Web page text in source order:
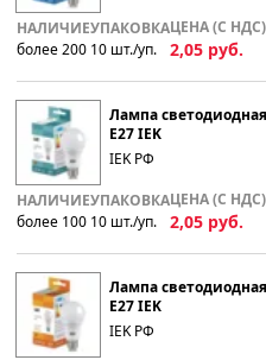
Убыванию цены
НАЛИЧИЕ
более 200
УПАКОВКА
10 шт./уп.
ЦЕНА (С НДС)
2,05 руб.
Лампа
E27 IEK
IEK РФ
НАЛИЧИЕ
более 100
УПАКОВКА
10 шт./уп.
ЦЕНА (С НДС)
2,05 руб.
Лампа
E27 IEK
IEK РФ